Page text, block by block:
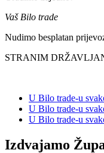
Vaš Bilo trade
Nudimo besplatan
STRANIM
U Bilo trade-u
U Bilo trade-u
U Bilo trade-u
Izdvajamo